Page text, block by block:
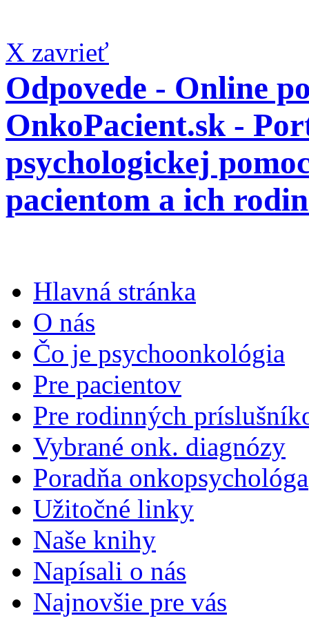
X zavrieť
Odpovede - Online
OnkoPacient.sk -
psychologickej
pacientom a ich
Hlavná stránka
O nás
Čo je psychoonkológia
Pre pacientov
Pre rodinných
Vybrané onk. diagnózy
Poradňa onkopsychológa
Užitočné linky
Naše knihy
Napísali o nás
Najnovšie pre vás